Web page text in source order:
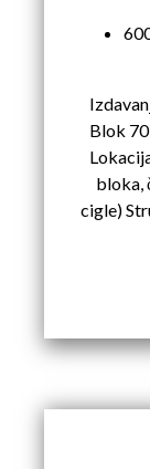
Blok
bloka,
cigle)